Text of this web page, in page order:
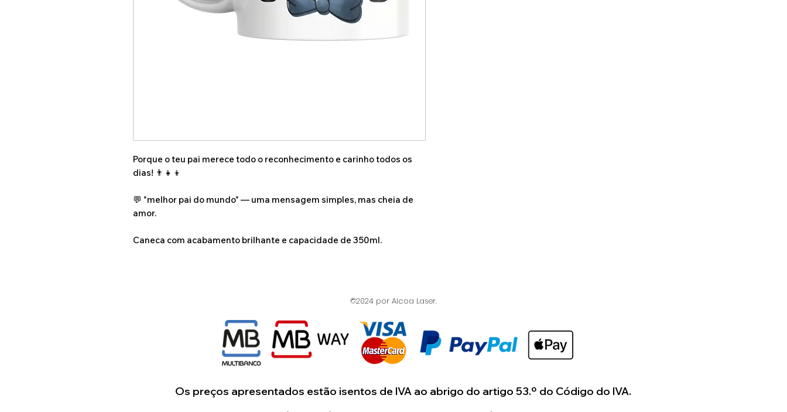
Porque o teu pai merece todo o reconhecimento e carinho todos os
dias! 👨‍👧‍👦
💬 "melhor pai do mundo" — uma mensagem simples, mas cheia de
amor.
Caneca com acabamento brilhante e capacidade de 350ml.
©2024 por Alcoa Laser.
Os preços apresentados estão isentos de IVA ao abrigo do artigo 53.º do Código do IVA.